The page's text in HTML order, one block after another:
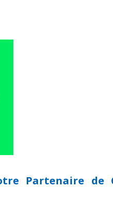
Partenaire de